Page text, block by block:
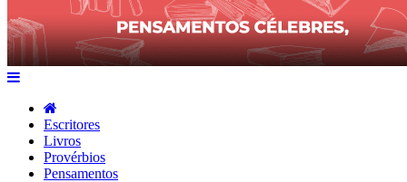
Escritores
Livros
Provérbios
Pensamentos